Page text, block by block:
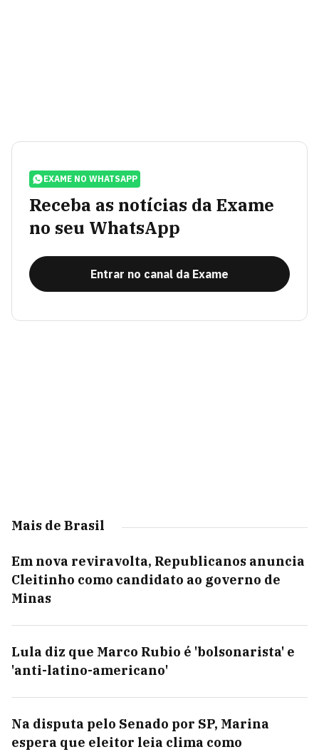
EXAME NO WHATSAPP
Receba as notícias da Exame
no seu WhatsApp
Entrar no canal da Exame
Mais de Brasil
Em nova reviravolta, Republicanos anuncia
Cleitinho como candidato ao governo de
Minas
Lula diz que Marco Rubio é 'bolsonarista' e
'anti-latino-americano'
Na disputa pelo Senado por SP, Marina
espera que eleitor leia clima como